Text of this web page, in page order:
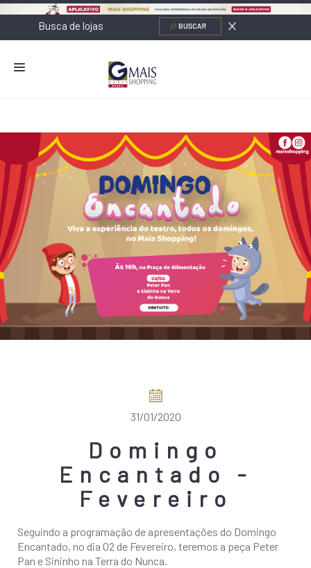
LOJAS
ALIMENTAÇÃO
CONTATO
NOVOS NEGÓCIOS
O SHOPPING
SERVIÇOS
SHOPPINGS DA GAZIT
31/01/2020
Domingo
Encantado -
Fevereiro
Seguindo a programação de apresentações do Domingo
Encantado, no dia 02 de Fevereiro, teremos a peça Peter
Pan e Sininho na Terra do Nunca.